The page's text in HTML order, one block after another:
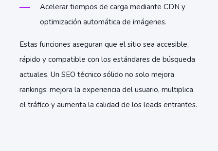
Acelerar tiempos de carga mediante CDN y
optimización automática de imágenes.
Estas funciones aseguran que el sitio sea accesible,
rápido y compatible con los estándares de búsqueda
actuales. Un SEO técnico sólido no solo mejora
rankings: mejora la experiencia del usuario, multiplica
el tráfico y aumenta la calidad de los leads entrantes.